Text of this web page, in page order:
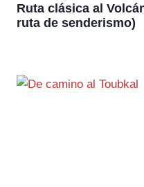
Ruta clásica al
ruta de senderismo)